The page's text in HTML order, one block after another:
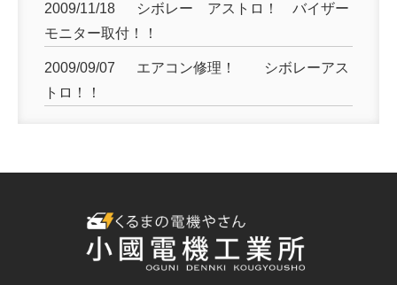
2009/11/18
シボレー アストロ！ バイザー
モニター取付！！
2009/09/07
エアコン修理！ シボレーアス
トロ！！